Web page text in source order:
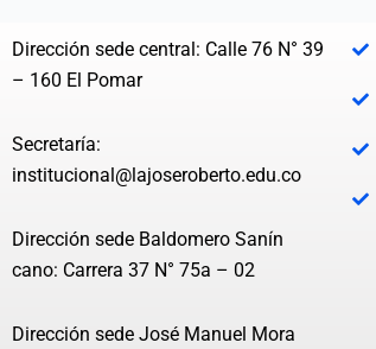
Dirección sede central: Calle 76 N° 39
– 160 El Pomar
Secretaría:
institucional@lajoseroberto.edu.co
Dirección sede Baldomero Sanín
cano: Carrera 37 N° 75a – 02
Dirección sede José Manuel Mora